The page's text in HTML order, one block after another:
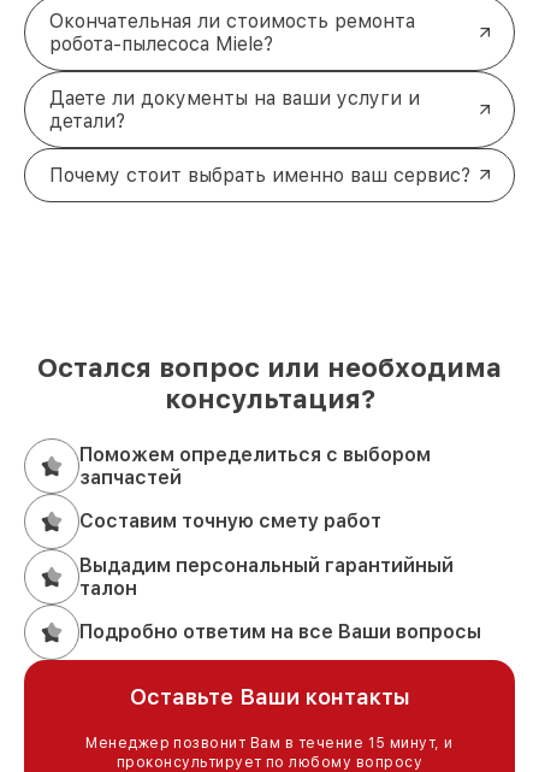
Окончательная ли стоимость ремонта
робота-пылесоса Miele?
Даете ли документы на ваши услуги и
детали?
Почему стоит выбрать именно ваш сервис?
Остался вопрос или необходима
консультация?
Поможем определиться с выбором
запчастей
Составим точную смету работ
Выдадим персональный гарантийный
талон
Подробно ответим на все Ваши вопросы
Оставьте Ваши контакты
Менеджер позвонит Вам в течение 15 минут, и
проконсультирует по любому вопросу